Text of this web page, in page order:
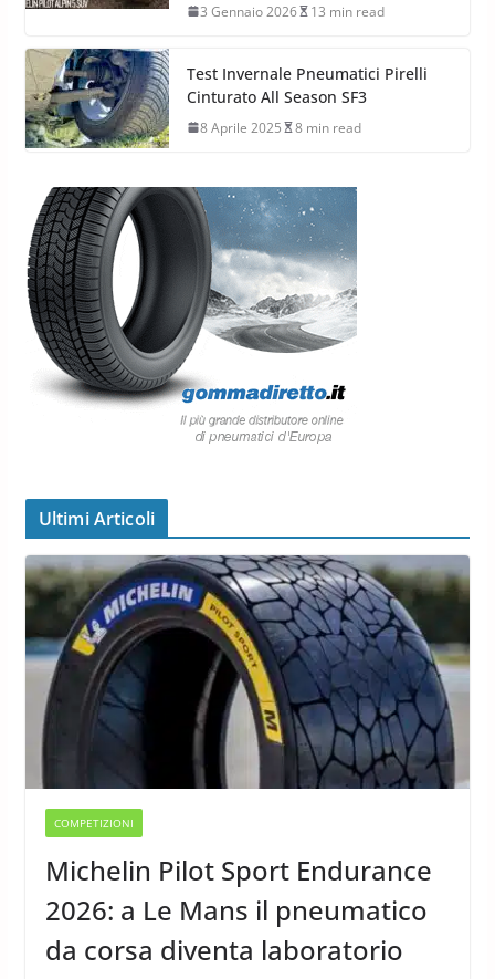
3 Gennaio 2026 13 min read
Test Invernale Pneumatici Pirelli
Cinturato All Season SF3
8 Aprile 2025 8 min read
Ultimi Articoli
COMPETIZIONI
Michelin Pilot Sport Endurance
2026: a Le Mans il pneumatico
da corsa diventa laboratorio